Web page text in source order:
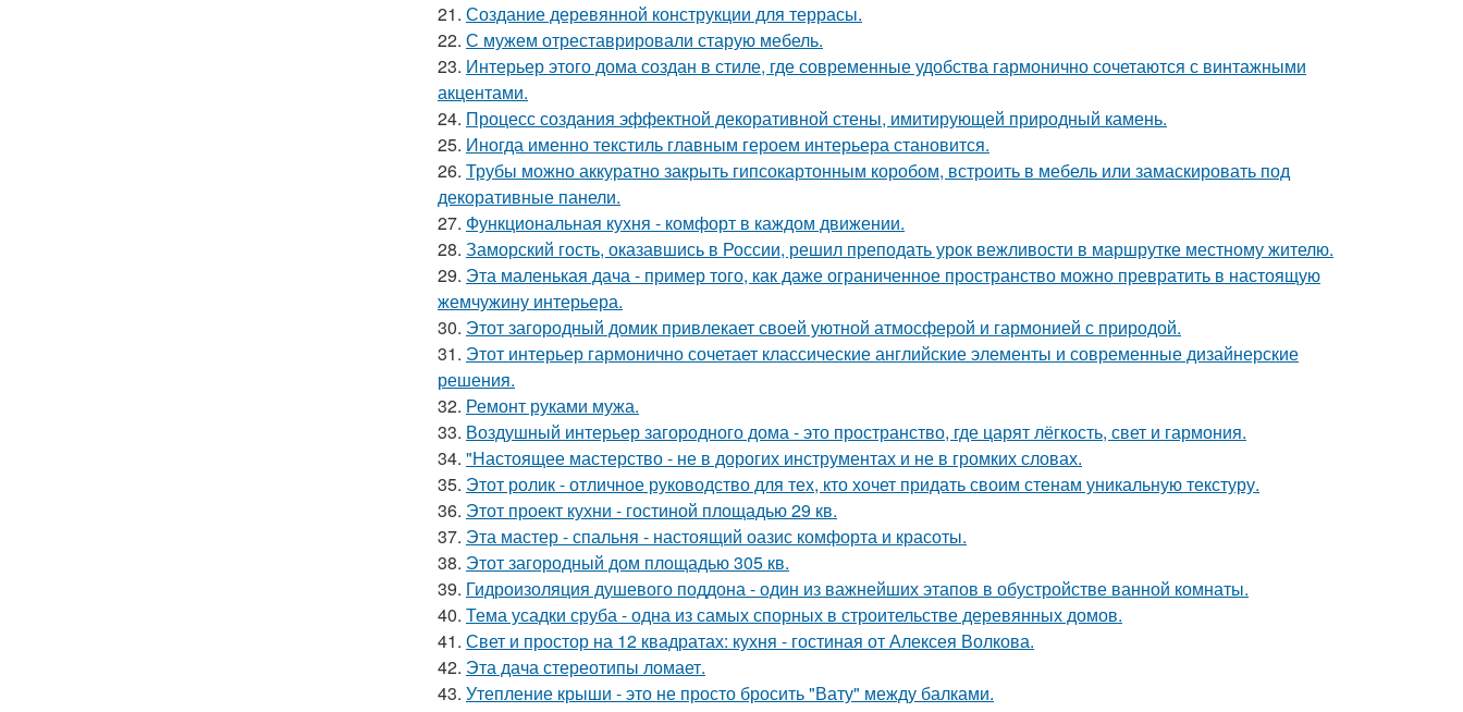
21. Создание деревянной конструкции для террасы.
22. С мужем отреставрировали старую мебель.
23. Интерьер этого дома создан в стиле, где современные удобства гармонично сочетаются с винтажными
акцентами.
24. Процесс создания эффектной декоративной стены, имитирующей природный камень.
25. Иногда именно текстиль главным героем интерьера становится.
26. Трубы можно аккуратно закрыть гипсокартонным коробом, встроить в мебель или замаскировать под
декоративные панели.
27. Функциональная кухня - комфорт в каждом движении.
28. Заморский гость, оказавшись в России, решил преподать урок вежливости в маршрутке местному жителю.
29. Эта маленькая дача - пример того, как даже ограниченное пространство можно превратить в настоящую
жемчужину интерьера.
30. Этот загородный домик привлекает своей уютной атмосферой и гармонией с природой.
31. Этот интерьер гармонично сочетает классические английские элементы и современные дизайнерские
решения.
32. Ремонт руками мужа.
33. Воздушный интерьер загородного дома - это пространство, где царят лёгкость, свет и гармония.
34. "Настоящее мастерство - не в дорогих инструментах и не в громких словах.
35. Этот ролик - отличное руководство для тех, кто хочет придать своим стенам уникальную текстуру.
36. Этот проект кухни - гостиной площадью 29 кв.
37. Эта мастер - спальня - настоящий оазис комфорта и красоты.
38. Этот загородный дом площадью 305 кв.
39. Гидроизоляция душевого поддона - один из важнейших этапов в обустройстве ванной комнаты.
40. Тема усадки сруба - одна из самых спорных в строительстве деревянных домов.
41. Свет и простор на 12 квадратах: кухня - гостиная от Алексея Волкова.
42. Эта дача стереотипы ломает.
43. Утепление крыши - это не просто бросить "Вату" между балками.